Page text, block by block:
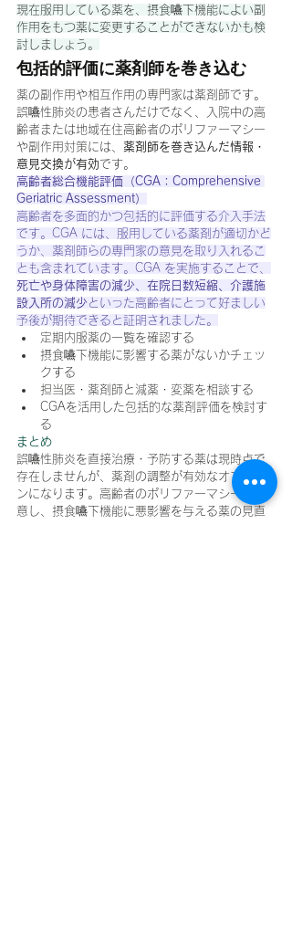
現在服用している薬を、摂食嚥下機能によい副
作用をもつ薬に変更することができないかも検
討しましょう。
包括的評価に薬剤師を巻き込む
薬の副作用や相互作用の専門家は薬剤師です。
誤嚥性肺炎の患者さんだけでなく、入院中の高
齢者または地域在住高齢者のポリファーマシー
や副作用対策には、 薬剤師を巻き込んだ情報・
意見交換が有効です。
高齢者総合機能評価（CGA：Comprehensive
Geriatric Assessment）
高齢者を多面的かつ包括的に評価する介入手法
です。CGA には、服用している薬剤が適切かど
うか、薬剤師らの専門家の意見を取り入れるこ
とも含まれています。CGA を実施することで、
死亡や身体障害の減少、在院日数短縮、介護施
設入所の減少 といった高齢者にとって好ましい
予後が期待できると証明されました。
定期内服薬の一覧を確認する
摂食嚥下機能に影響する薬がないかチェッ
クする
担当医・薬剤師と減薬・変薬を相談する
CGAを活用した包括的な薬剤評価を検討す
る
まとめ
誤嚥性肺炎を直接治療・予防する薬は現時点で
存在しませんが、薬剤の調整が有効なオプショ
ンになります。高齢者のポリファーマシーに注
意し、摂食嚥下機能に悪影響を与える薬の見直